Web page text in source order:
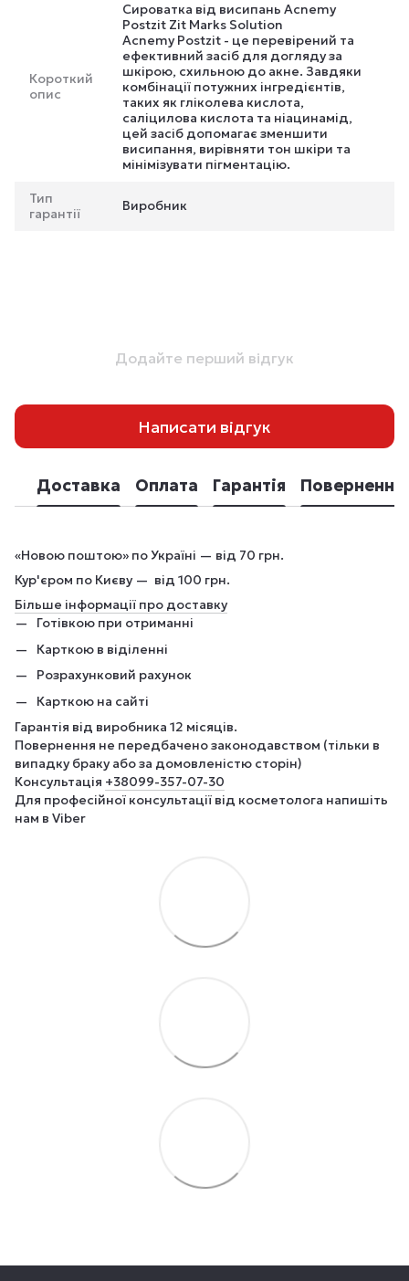
Короткий
опис
Сироватка від висипань Acnemy
Postzit Zit Marks Solution
Acnemy Postzit - це перевірений та
ефективний засіб для догляду за
шкірою, схильною до акне. Завдяки
комбінації потужних інгредієнтів,
таких як гліколева кислота,
саліцилова кислота та ніацинамід,
цей засіб допомагає зменшити
висипання, вирівняти тон шкіри та
мінімізувати пігментацію.
Тип
гарантії
Виробник
Додайте перший відгук
Написати відгук
Доставка Оплата Гарантія Повернення
«Новою поштою» по Україні — від 70 грн.
Кур'єром по Києву — від 100 грн.
Більше інформації про доставку
Готівкою при отриманні
Карткою в віділенні
Розрахунковий рахунок
Карткою на сайті
Гарантія від виробника 12 місяців.
Повернення не передбачено законодавством (тільки в
випадку браку або за домовленістю сторін)
Консультація +38099-357-07-30
Для професійної консультації від косметолога напишіть
нам в Viber